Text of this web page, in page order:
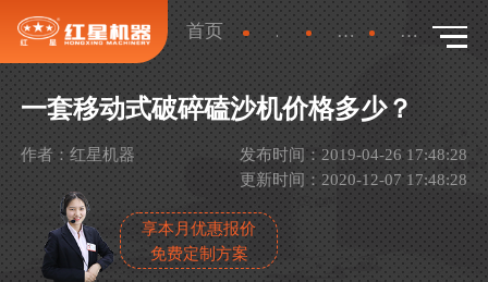
首页 新闻 产品新闻 详情
一套移动式破碎磕沙机价格多少？
作者：红星机器
发布时间：2019-04-26 17:48:28
更新时间：2020-12-07 17:48:28
享本月优惠报价
免费定制方案